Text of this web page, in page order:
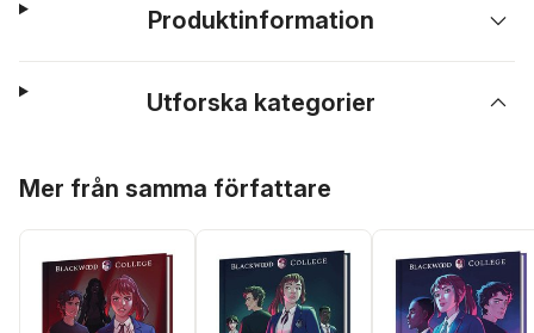
Produktinformation
Utforska kategorier
Mer från samma författare